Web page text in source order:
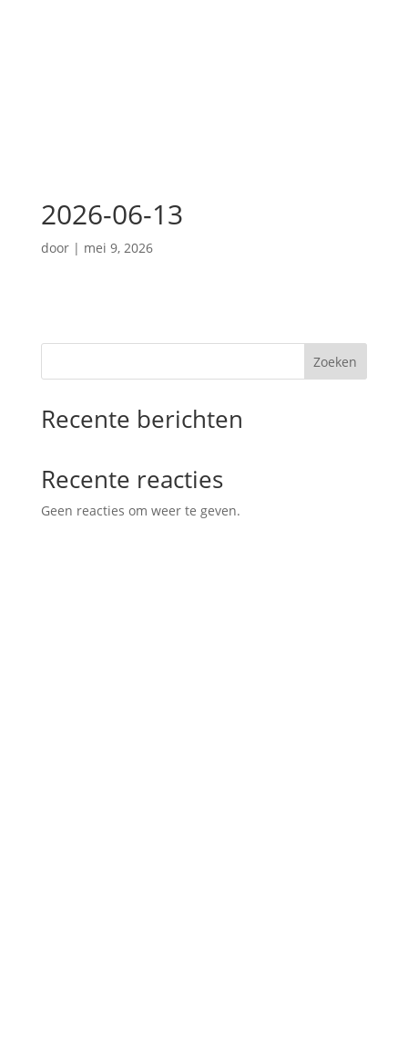
2026-06-13
door | mei 9, 2026
Zoeken
Recente berichten
Recente reacties
Geen reacties om weer te geven.